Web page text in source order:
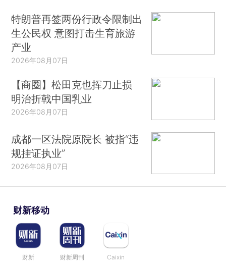
特朗普再签两份行政令限制出
生公民权 意图打击生育旅游
产业
2026年08月07日
【商圈】松田克也挥刀止损
明治折戟中国乳业
2026年08月07日
成都一区法院原院长 被指“违
规挂证执业”
2026年08月07日
财新移动
财新 财新周刊 Caixin